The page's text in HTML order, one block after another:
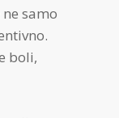
samo
boli,